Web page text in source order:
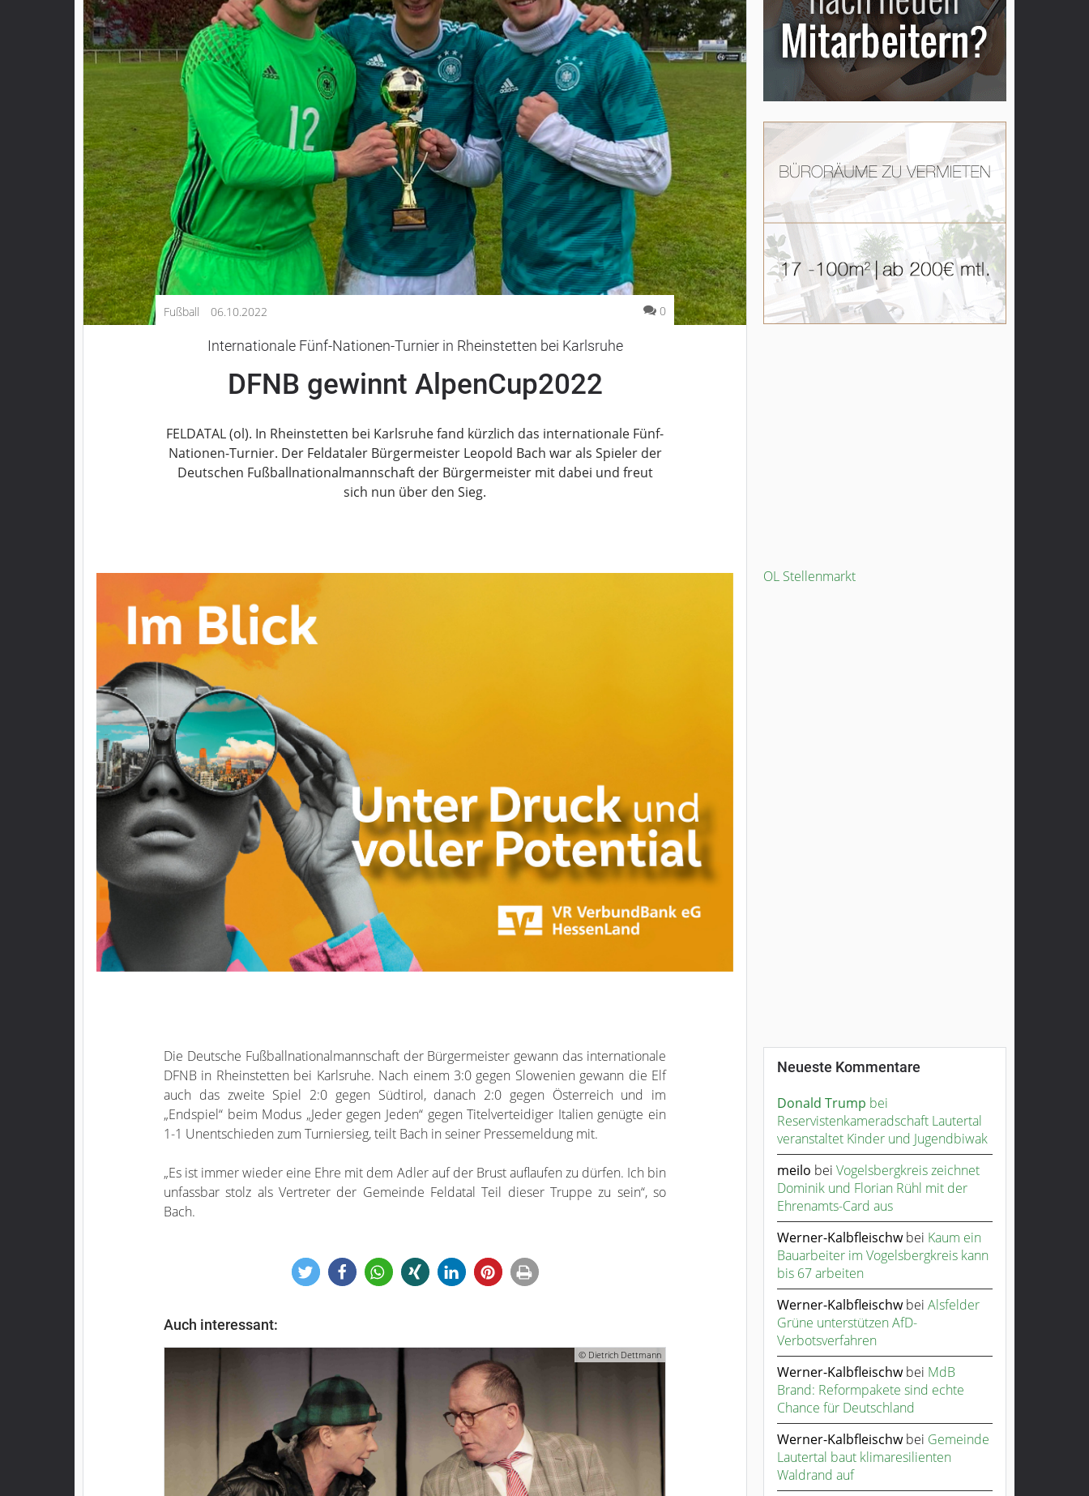
Kultur
Lifestyle
Wirtschaft
Vogelsberg
Alsfeld
Lauterbach
Romrod
Homberg
Ohm
Schotten
Schlitz
Antrifttal
Feldatal
Gießen
Impressum
Datenschutzerklärung
Fußball 06.10.2022 0
Internationale Fünf-Nationen-Turnier in Rheinstetten bei Karlsruhe
DFNB gewinnt AlpenCup2022
FELDATAL (ol). In Rheinstetten bei Karlsruhe fand kürzlich das internationale Fünf-
Nationen-Turnier. Der Feldataler Bürgermeister Leopold Bach war als Spieler der
Deutschen Fußballnationalmannschaft der Bürgermeister mit dabei und freut
sich nun über den Sieg.
Die Deutsche Fußballnationalmannschaft der Bürgermeister gewann das internationale
DFNB in Rheinstetten bei Karlsruhe. Nach einem 3:0 gegen Slowenien gewann die Elf
auch das zweite Spiel 2:0 gegen Südtirol, danach 2:0 gegen Österreich und im
„Endspiel“ beim Modus „Jeder gegen Jeden“ gegen Titelverteidiger Italien genügte ein
1-1 Unentschieden zum Turniersieg, teilt Bach in seiner Pressemeldung mit.
„Es ist immer wieder eine Ehre mit dem Adler auf der Brust auflaufen zu dürfen. Ich bin
unfassbar stolz als Vertreter der Gemeinde Feldatal Teil dieser Truppe zu sein“, so
Bach.
Auch interessant:
© Dietrich Dettmann
OL Stellenmarkt
Neueste Kommentare
Donald Trump bei
Reservistenkameradschaft Lautertal
veranstaltet Kinder und Jugendbiwak
meilo bei Vogelsbergkreis zeichnet
Dominik und Florian Rühl mit der
Ehrenamts-Card aus
Werner-Kalbfleischwbei Kaum ein
Bauarbeiter im Vogelsbergkreis kann
bis 67 arbeiten
Werner-Kalbfleischwbei Alsfelder
Grüne unterstützen AfD-
Verbotsverfahren
Werner-Kalbfleischwbei MdB
Brand: Reformpakete sind echte
Chance für Deutschland
Werner-Kalbfleischwbei Gemeinde
Lautertal baut klimaresilienten
Waldrand auf